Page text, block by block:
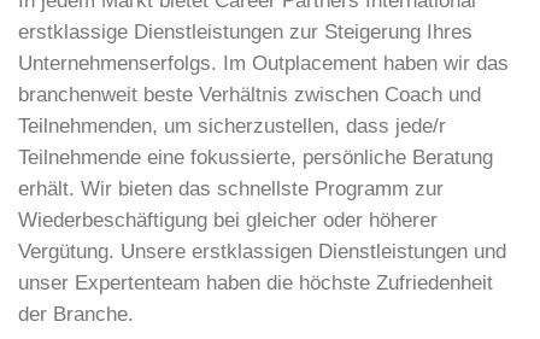
erstklassige Dienstleistungen zur Steigerung Ihres
Unternehmenserfolgs. Im Outplacement haben wir das
branchenweit beste Verhältnis zwischen Coach und
Teilnehmenden, um sicherzustellen, dass jede/r
Teilnehmende eine fokussierte, persönliche Beratung
erhält. Wir bieten das schnellste Programm zur
Wiederbeschäftigung bei gleicher oder höherer
Vergütung. Unsere erstklassigen Dienstleistungen und
unser Expertenteam haben die höchste Zufriedenheit
der Branche.